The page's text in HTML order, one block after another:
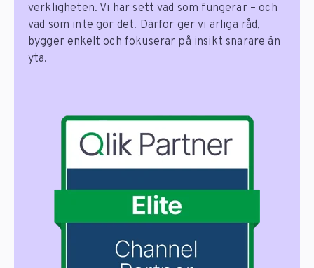
verkligheten. Vi har sett vad som fungerar – och
vad som inte gör det. Därför ger vi ärliga råd,
bygger enkelt och fokuserar på insikt snarare än
yta.